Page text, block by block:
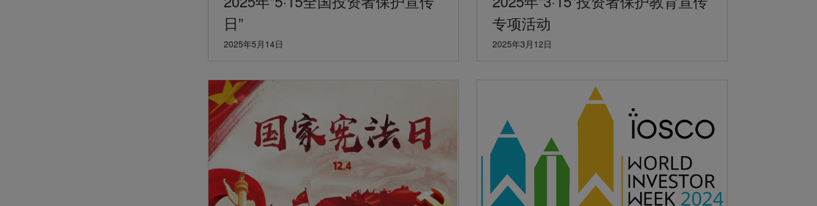
日”
2025年5月14日
专项活动
2025年3月12日